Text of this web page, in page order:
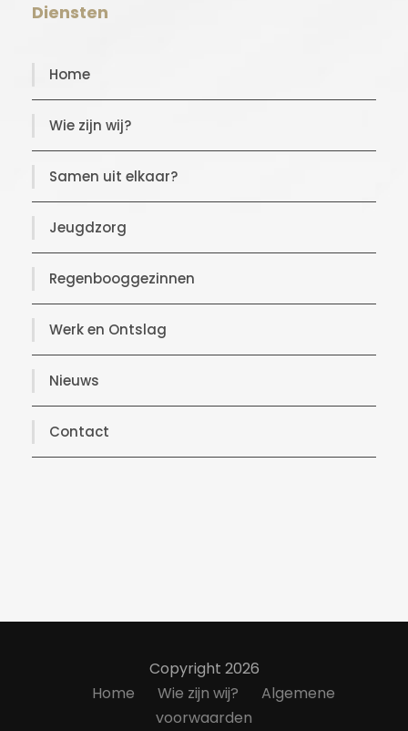
Diensten
Home
Wie zijn wij?
Samen uit elkaar?
Jeugdzorg
Regenbooggezinnen
Werk en Ontslag
Nieuws
Contact
Copyright 2026
Home
Wie zijn wij?
Algemene
voorwaarden